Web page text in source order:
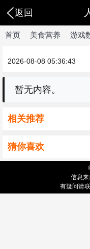
返回
首页 美食营养 游戏
2026-08-08 05:36:43
暂无内容。
相关推荐
猜你喜欢
信息
有疑问请